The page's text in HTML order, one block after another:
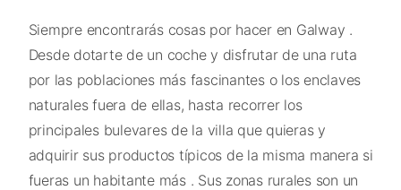
Siempre encontrarás cosas por hacer en Galway .
Desde dotarte de un coche y disfrutar de una ruta
por las poblaciones más fascinantes o los enclaves
naturales fuera de ellas, hasta recorrer los
principales bulevares de la villa que quieras y
adquirir sus productos típicos de la misma manera si
fueras un habitante más . Sus zonas rurales son un